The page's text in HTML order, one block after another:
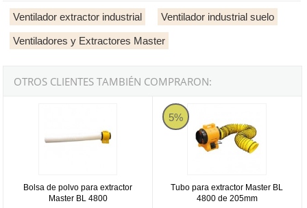
Ventilador extractor industrial Ventilador industrial suelo
Ventiladores y Extractores Master
OTROS CLIENTES TAMBIÉN COMPRARON:
Bolsa de polvo para extractor
Master BL 4800
Bolsa de polvo para extractor Master BL 4800
5%
Tubo para extractor Master BL
4800 de 205mm
Tubo para extractor Master BL